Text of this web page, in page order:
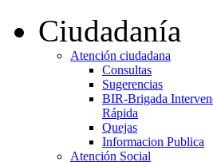
Ciudadanía
Atención ciudadana
Consultas
Sugerencias
BIR-Brigada
Rápida
Quejas
Informacion Publica
Atención Social